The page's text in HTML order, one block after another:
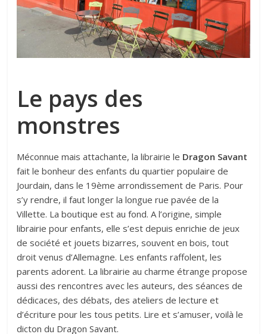
Le pays des
monstres
Méconnue mais attachante, la librairie le Dragon Savant
fait le bonheur des enfants du quartier populaire de
Jourdain, dans le 19ème arrondissement de Paris. Pour
s’y rendre, il faut longer la longue rue pavée de la
Villette. La boutique est au fond. A l’origine, simple
librairie pour enfants, elle s’est depuis enrichie de jeux
de société et jouets bizarres, souvent en bois, tout
droit venus d’Allemagne. Les enfants raffolent, les
parents adorent. La librairie au charme étrange propose
aussi des rencontres avec les auteurs, des séances de
dédicaces, des débats, des ateliers de lecture et
d’écriture pour les tous petits. Lire et s’amuser, voilà le
dicton du Dragon Savant.